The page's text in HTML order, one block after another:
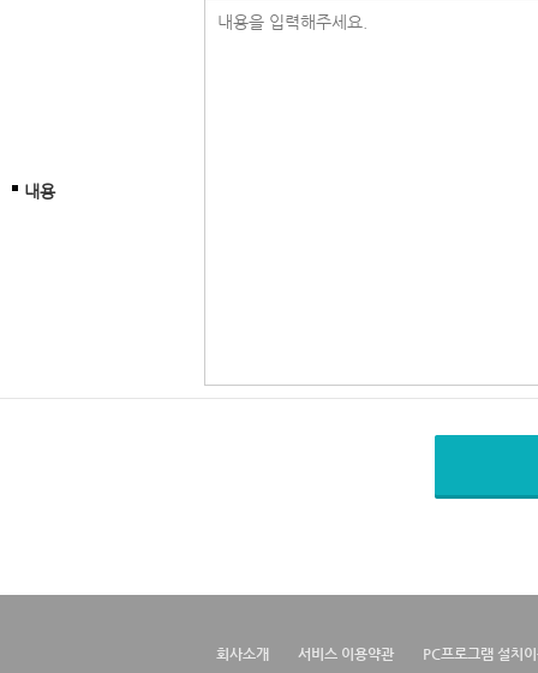
내용
회사소개 서비스 이용약관 PC프로그램 설치